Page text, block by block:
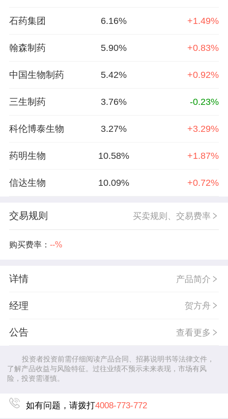
石药集团 6.16% +1.49%
翰森制药 5.90% +0.83%
中国生物制药 5.42% +0.92%
三生制药 3.76% -0.23%
科伦博泰生物 3.27% +3.29%
药明生物 10.58% +1.87%
信达生物 10.09% +0.72%
交易规则 买卖规则、交易费率
购买费率： --%
详情 产品简介
经理 贺方舟
公告 查看更多
投资者投资前需仔细阅读产品合同、招募说明书等法律文件，
了解产品收益与风险特征。过往业绩不预示未来表现，市场有风
险，投资需谨慎。
如有问题，请拨打4008-773-772